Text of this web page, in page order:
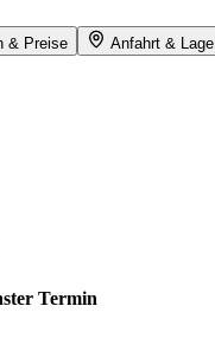
& Preise Anfahrt & Lage
Termin